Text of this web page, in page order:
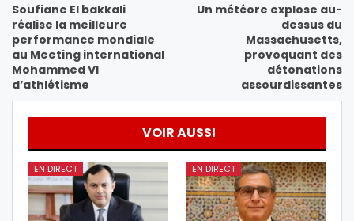
Soufiane El bakkali
réalise la meilleure
performance mondiale
au Meeting international
Mohammed VI
d’athlétisme
Un météore explose au-
dessus du
Massachusetts,
provoquant des
détonations
assourdissantes
VOIR AUSSI
EN DIRECT EN DIRECT